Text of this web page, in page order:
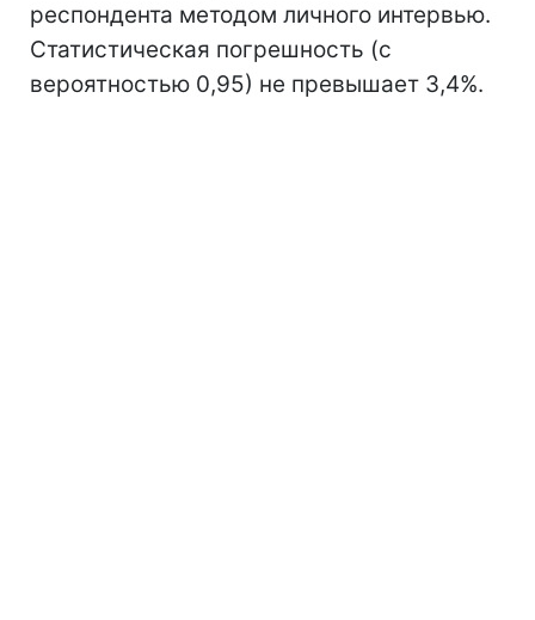
респондента методом личного интервью.
Статистическая погрешность (с
вероятностью 0,95) не превышает 3,4%.